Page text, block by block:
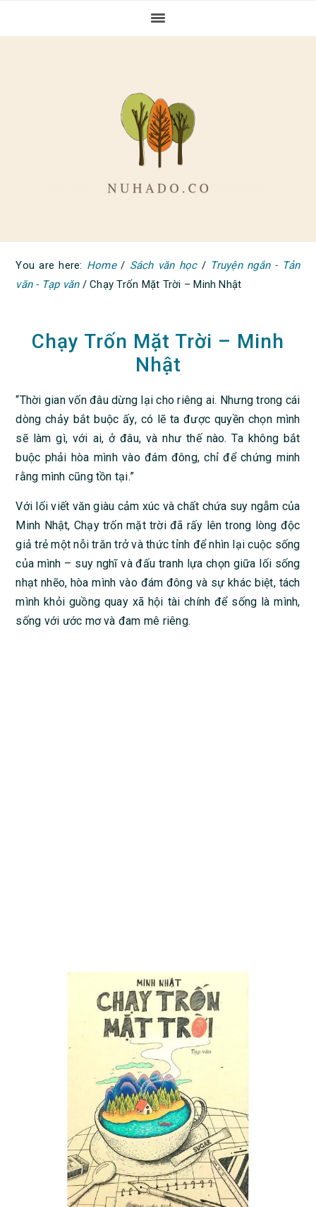
You are here: Home / Sách văn học / Truyện ngắn - Tản
văn - Tạp văn / Chạy Trốn Mặt Trời – Minh Nhật
Chạy Trốn Mặt Trời – Minh
Nhật
“Thời gian vốn đâu dừng lại cho riêng ai. Nhưng trong cái
dòng chảy bắt buộc ấy, có lẽ ta được quyền chọn mình
sẽ làm gì, với ai, ở đâu, và như thế nào. Ta không bắt
buộc phải hòa mình vào đám đông, chỉ để chứng minh
rằng mình cũng tồn tại.”
Với lối viết văn giàu cảm xúc và chất chứa suy ngẫm của
Minh Nhật, Chạy trốn mặt trời đã rấy lên trong lòng độc
giả trẻ một nỗi trăn trở và thức tỉnh để nhìn lại cuộc sống
của mình – suy nghĩ và đấu tranh lựa chọn giữa lối sống
nhạt nhẽo, hòa mình vào đám đông và sự khác biệt, tách
mình khỏi guồng quay xã hội tài chính để sống là mình,
sống với ước mơ và đam mê riêng.